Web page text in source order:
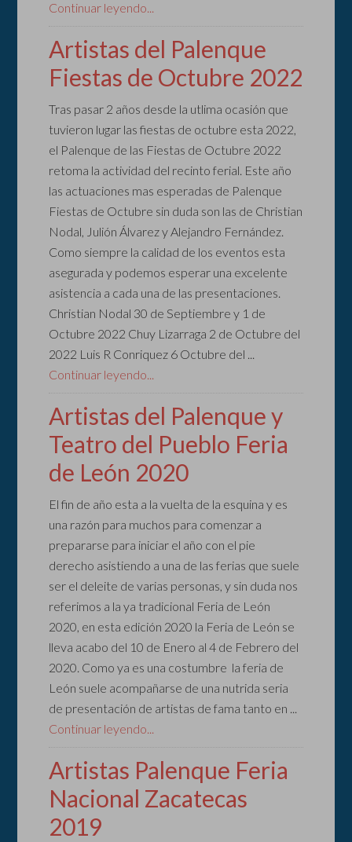
Continuar leyendo...
Artistas del Palenque
Fiestas de Octubre 2022
Tras pasar 2 años desde la utlima ocasión que
tuvieron lugar las fiestas de octubre esta 2022,
el Palenque de las Fiestas de Octubre 2022
retoma la actividad del recinto ferial. Este año
las actuaciones mas esperadas de Palenque
Fiestas de Octubre sin duda son las de Christian
Nodal, Julión Álvarez y Alejandro Fernández.
Como siempre la calidad de los eventos esta
asegurada y podemos esperar una excelente
asistencia a cada una de las presentaciones.
Christian Nodal 30 de Septiembre y 1 de
Octubre 2022 Chuy Lizarraga 2 de Octubre del
2022 Luis R Conriquez 6 Octubre del ...
Continuar leyendo...
Artistas del Palenque y
Teatro del Pueblo Feria
de León 2020
El fin de año esta a la vuelta de la esquina y es
una razón para muchos para comenzar a
prepararse para iniciar el año con el pie
derecho asistiendo a una de las ferias que suele
ser el deleite de varias personas, y sin duda nos
referimos a la ya tradicional Feria de León
2020, en esta edición 2020 la Feria de León se
lleva acabo del 10 de Enero al 4 de Febrero del
2020. Como ya es una costumbre la feria de
León suele acompañarse de una nutrida seria
de presentación de artistas de fama tanto en ...
Continuar leyendo...
Artistas Palenque Feria
Nacional Zacatecas
2019